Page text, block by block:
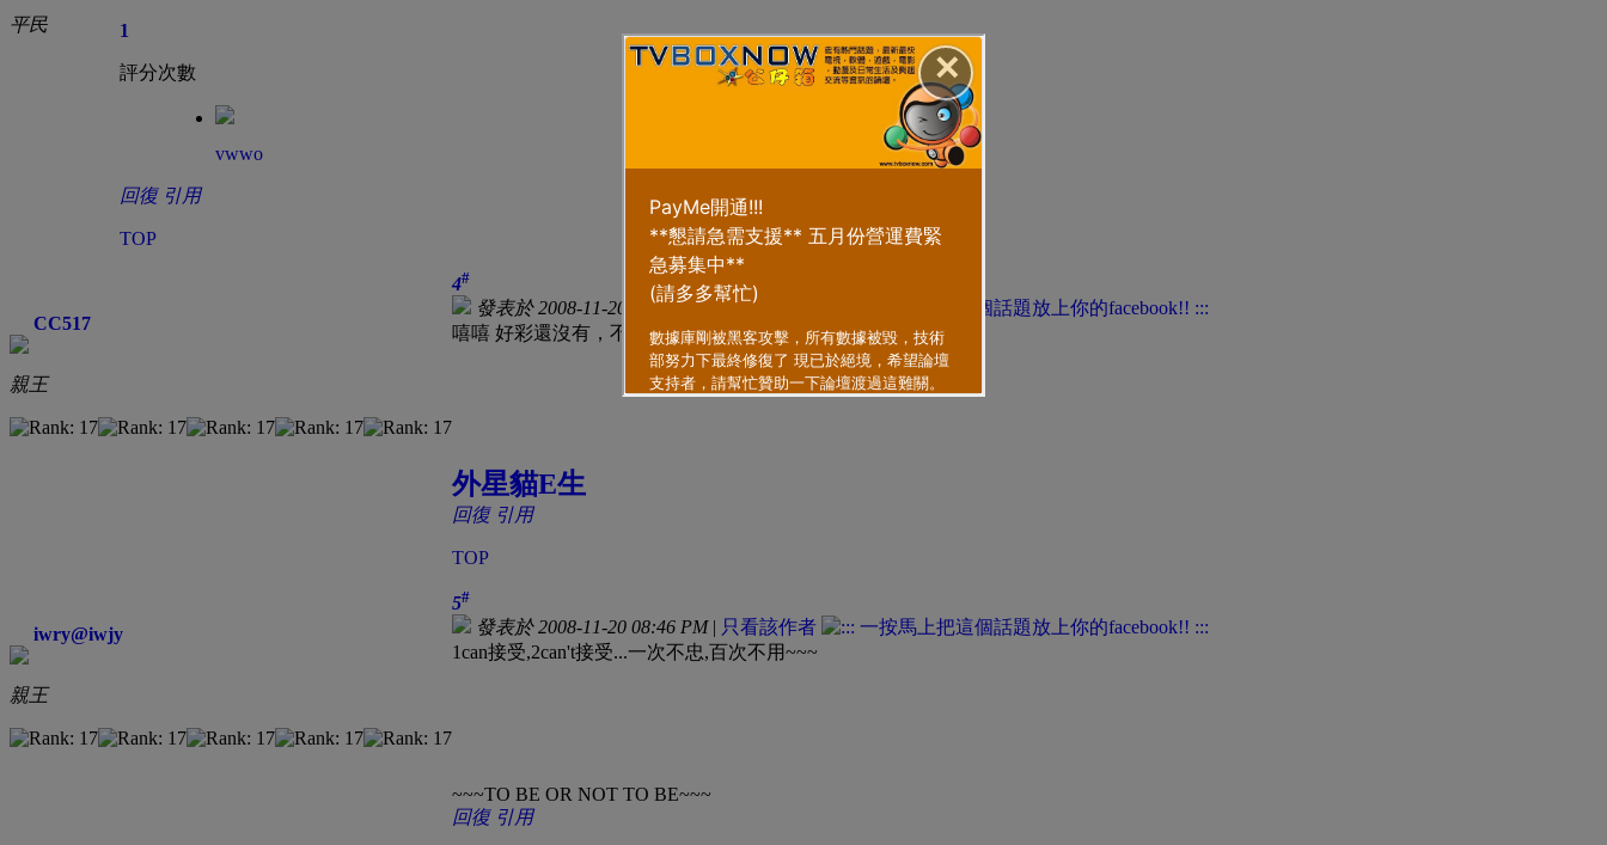
✕
平民 1
評分次數
vwwo
回復 引用
TOP
CC517
親王
4#
發表於 2008-11-20 08:22 PM | 只看該作者
嘻嘻 好彩還沒有，不用想太多
外星貓E生
回復 引用
TOP
iwry@iwjy
親王
5#
發表於 2008-11-20 08:46 PM| 只看該作者
1can接受,2can't接受...一次不忠,百次不用~~~
~~~TO BE OR NOT TO BE~~~
回復 引用